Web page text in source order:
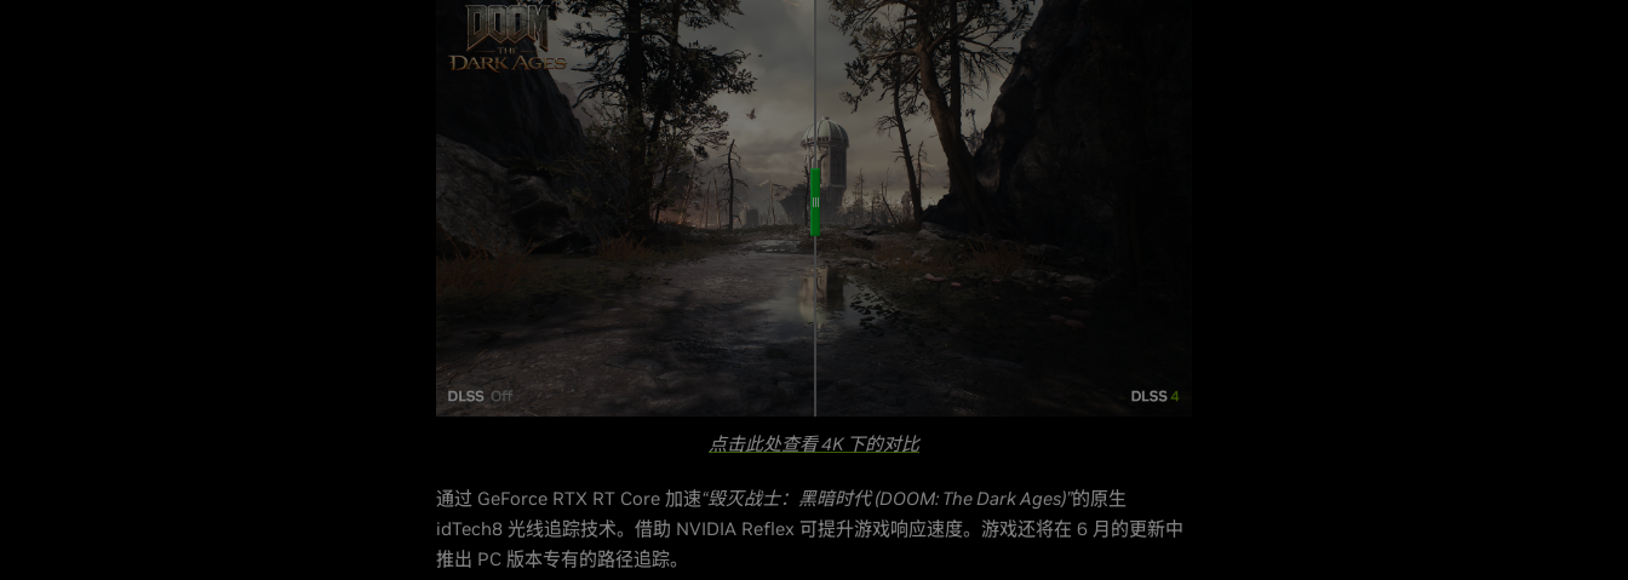
点击此处查看 4K 下的对比
通过 GeForce RTX RT Core 加速“毁灭战士：黑暗时代 (DOOM: The Dark Ages)”的原生
idTech8 光线追踪技术。借助 NVIDIA Reflex 可提升游戏响应速度。游戏还将在 6 月的更新中
推出 PC 版本专有的路径追踪。